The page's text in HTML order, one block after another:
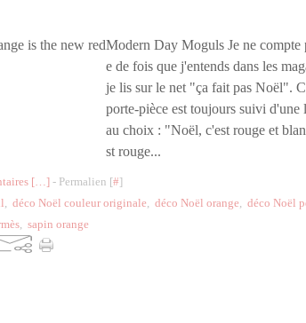
Modern Day Moguls Je ne compte
e de fois que j'entends dans les
je lis sur le net "ça fait pas Noël".
porte-pièce est toujours suivi d'une
au choix : "Noël, c'est rouge et
st rouge...
[…] - Permalien [#]
, déco Noël couleur originale, déco Noël orange, déco Noël
, sapin orange